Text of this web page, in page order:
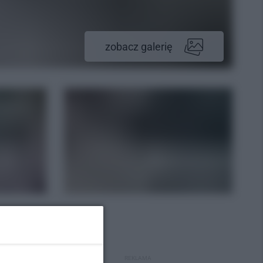
zobacz galerię